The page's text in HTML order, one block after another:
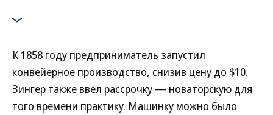
К 1858 году предприниматель запустил
конвейерное производство, снизив цену до $10.
Зингер также ввел рассрочку — новаторскую для
того времени практику. Машинку можно было